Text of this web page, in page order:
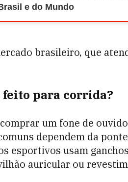
e do Mundo
brasileiro, que
feito para corrida?
um fone de
dependem da
esportivos usam
auricular ou